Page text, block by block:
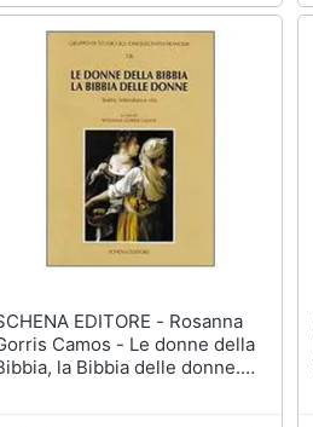
EDITORE - Rosanna
Camos - Le donne della
la Bibbia delle donne.